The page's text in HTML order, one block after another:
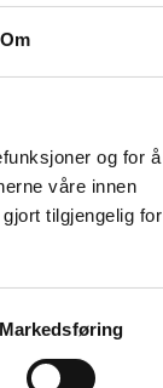
Om
og for å
våre innen
tilgjengelig for
Markedsføring